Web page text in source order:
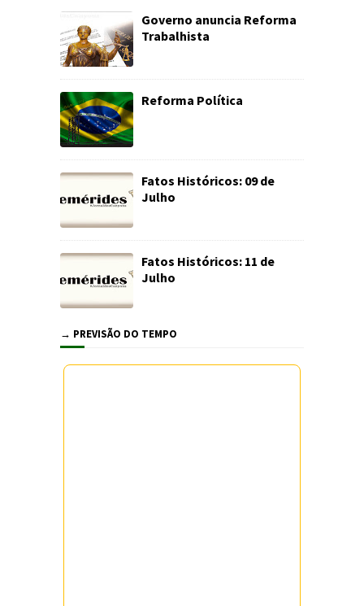
Governo anuncia Reforma
Trabalhista
Reforma Política
Fatos Históricos: 09 de
Julho
Fatos Históricos: 11 de
Julho
→ PREVISÃO DO TEMPO